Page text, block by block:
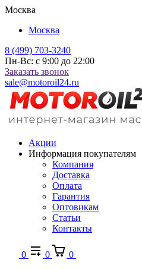
Москва
Москва
8 (499) 703-3240
Пн-Вс: с 9:00 до 22:00
Заказать звонок
sale@motoroil24.ru
Акции
Информация покупателям
Компания
Доставка
Оплата
Гарантия
Оптовикам
Статьи
Контакты
0 0
0